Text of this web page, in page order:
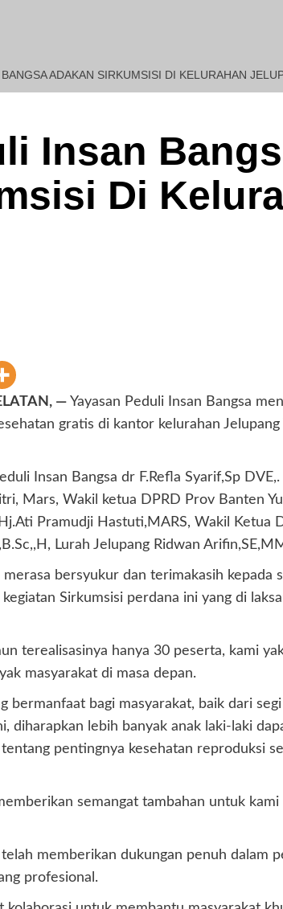
ADAKAN SIRKUMSISI DI KELURAHAN
Insan
Di
— Yayasan Peduli Insan Bangsa
gratis di kantor kelurahan Jelupang
Insan Bangsa dr F.Refla Syarif,Sp
Mars, Wakil ketua DPRD Prov Banten
Pramudji Hastuti,MARS, Wakil Ketua
Lurah Jelupang Ridwan
bersyukur dan terimakasih kepada
Sirkumsisi perdana ini yang di
terealisasinya hanya 30 peserta, kami
masyarakat di masa depan.
bermanfaat bagi masyarakat, baik dari
diharapkan lebih banyak anak laki-laki
pentingnya kesehatan reproduksi
semangat tambahan untuk kami
memberikan dukungan penuh dalam
profesional.